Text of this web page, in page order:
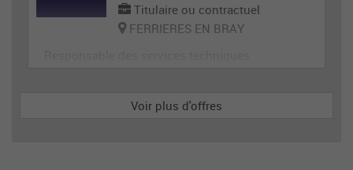
Titulaire ou contractuel
FERRIERES EN BRAY
Voir plus d'offres